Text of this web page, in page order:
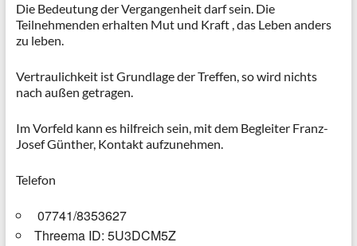
Die Bedeutung der Vergangenheit darf sein. Die
Teilnehmenden erhalten Mut und Kraft , das Leben anders
zu leben.
Vertraulichkeit ist Grundlage der Treffen, so wird nichts
nach außen getragen.
Im Vorfeld kann es hilfreich sein, mit dem Begleiter Franz-
Josef Günther, Kontakt aufzunehmen.
Telefon
07741/8353627
Threema ID: 5U3DCM5Z